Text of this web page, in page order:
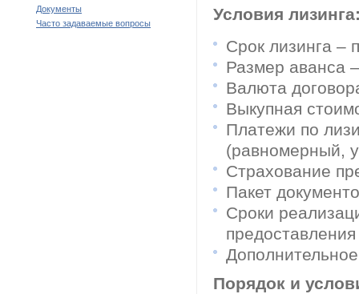
Документы
Часто задаваемые вопросы
Условия
Срок лизинга –
Размер аванса
Валюта
Выкупная
Платежи по
(равномерный,
Страхование
Пакет
Сроки
Порядок и